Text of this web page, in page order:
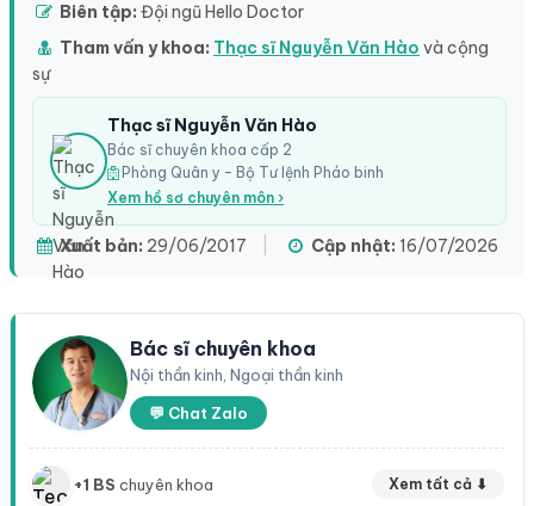
Biên tập: Đội ngũ Hello Doctor
Tham vấn y khoa: Thạc sĩ Nguyễn Văn Hào và cộng
sự
Thạc sĩ Nguyễn Văn Hào
Bác sĩ chuyên khoa cấp 2
Phòng Quân y – Bộ Tư lệnh Pháo binh
Xem hồ sơ chuyên môn ›
Xuất bản: 29/06/2017 Cập nhật: 16/07/2026
Bác sĩ chuyên khoa
Nội thần kinh, Ngoại thần kinh
💬 Chat Zalo
+1 BS chuyên khoa Xem tất cả ⬇